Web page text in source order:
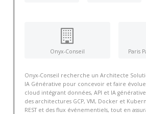
Onyx-Conseil Paris
Onyx-Conseil recherche un Architecte
IA Générative pour concevoir et faire
cloud intégrant données, API et IA
des architectures GCP, VM, Docker et
REST et des flux événementiels, tout en